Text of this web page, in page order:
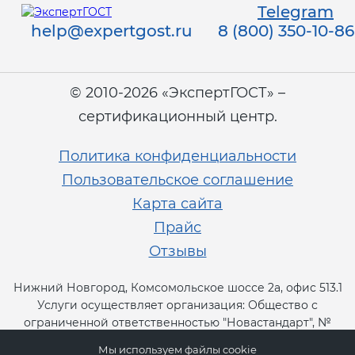
Telegram
help@expertgost.ru
8 (800) 350-10-86
© 2010-2026 «ЭкспертГОСТ» –
сертификационный центр.
Политика конфиденциальности
Пользовательское соглашение
Карта сайта
Прайс
Отзывы
Нижний Новгород, Комсомольское шоссе 2а, офис 513.1
Услуги осуществляет организация: Общество с
ограниченной ответственностью "Новастандарт", №
Действующие технические
регламенты
Мы используем файлы cookie